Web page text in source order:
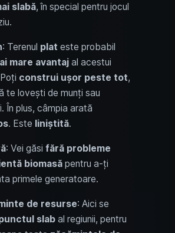
slabă, în special pentru jocul
: Terenul plat este probabil
mare avantaj al acestui
construi ușor peste tot,
te lovești de munți sau
În plus, câmpia arată
. Este liniștită.
: Vei găsi fără probleme
biomasă pentru a-ți
primele generatoare.
de resurse: Aici se
slab al regiunii, pentru